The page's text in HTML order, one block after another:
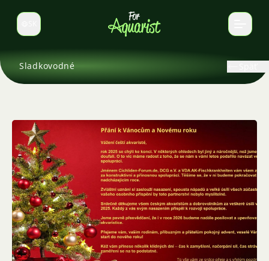
Prepnúť jazyk
Sladkovodné